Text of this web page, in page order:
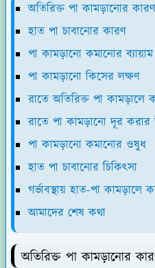
অতিরিক্ত পা কামড়ানোর
হাত পা চাবানোর কারণ
পা কামড়ানো কমানোর ব্যায়াম
পা কামড়ানো কিসের লক্ষণ
রাতে অতিরিক্ত পা কামড়ালে
রাতে পা কামড়ানো দূর করার
পা কামড়ানো কমানোর ওষুধ
হাত পা চাবানোর চিকিৎসা
গর্ভাবস্থায় হাত-পা কামড়ালে
আমাদের শেষ কথা
অতিরিক্ত পা কামড়ানোর